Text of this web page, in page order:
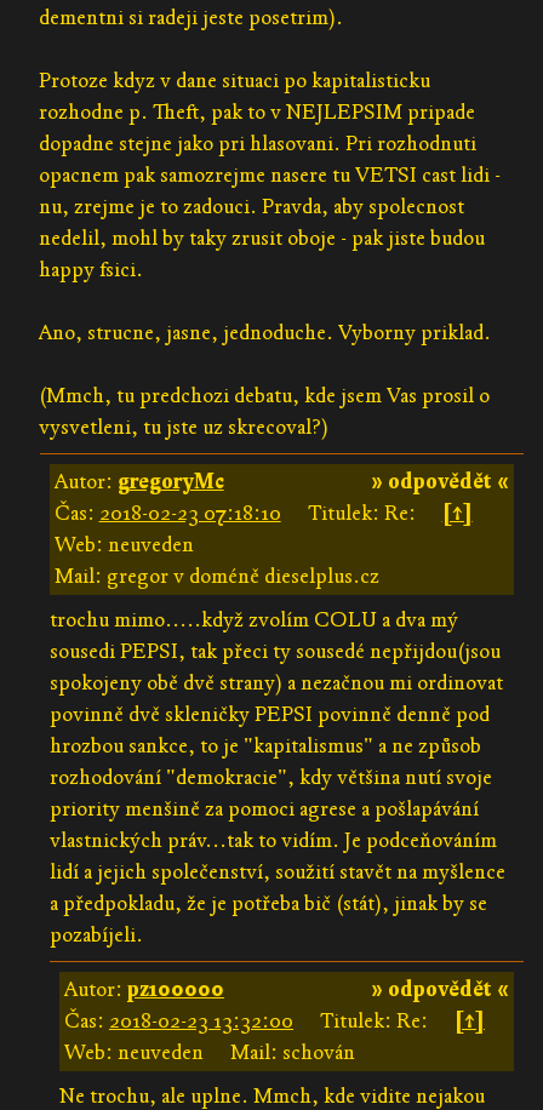
dementni si radeji jeste posetrim).
Protoze kdyz v dane situaci po kapitalisticku
rozhodne p. Theft, pak to v NEJLEPSIM pripade
dopadne stejne jako pri hlasovani. Pri rozhodnuti
opacnem pak samozrejme nasere tu VETSI cast lidi -
nu, zrejme je to zadouci. Pravda, aby spolecnost
nedelil, mohl by taky zrusit oboje - pak jiste budou
happy fsici.
Ano, strucne, jasne, jednoduche. Vyborny priklad.
(Mmch, tu predchozi debatu, kde jsem Vas prosil o
vysvetleni, tu jste uz skrecoval?)
» odpovědět «
Autor: gregoryMc
Čas: 2018-02-23 07:18:10 Titulek: Re:
[↑]
Web: neuveden
Mail: gregor v doméně dieselplus.cz
trochu mimo.....když zvolím COLU a dva mý
sousedi PEPSI, tak přeci ty sousedé nepřijdou(jsou
spokojeny obě dvě strany) a nezačnou mi ordinovat
povinně dvě skleničky PEPSI povinně denně pod
hrozbou sankce, to je "kapitalismus" a ne způsob
rozhodování "demokracie", kdy většina nutí svoje
priority menšině za pomoci agrese a pošlapávání
vlastnických práv...tak to vidím. Je podceňováním
lidí a jejich společenství, soužití stavět na myšlence
a předpokladu, že je potřeba bič (stát), jinak by se
pozabíjeli.
» odpovědět «
Autor: pz100000
Čas: 2018-02-23 13:32:00 Titulek: Re:
[↑]
Web: neuveden
Mail: schován
Ne trochu, ale uplne. Mmch, kde vidite nejakou